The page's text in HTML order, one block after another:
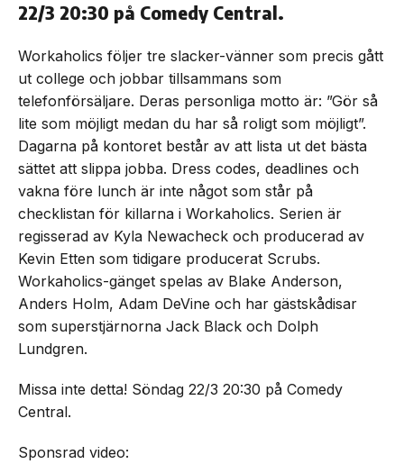
22/3 20:30 på Comedy Central.
Workaholics följer tre slacker-vänner som precis gått
ut college och jobbar tillsammans som
telefonförsäljare. Deras personliga motto är: ”Gör så
lite som möjligt medan du har så roligt som möjligt”.
Dagarna på kontoret består av att lista ut det bästa
sättet att slippa jobba. Dress codes, deadlines och
vakna före lunch är inte något som står på
checklistan för killarna i Workaholics. Serien är
regisserad av Kyla Newacheck och producerad av
Kevin Etten som tidigare producerat Scrubs.
Workaholics-gänget spelas av Blake Anderson,
Anders Holm, Adam DeVine och har gästskådisar
som superstjärnorna Jack Black och Dolph
Lundgren.
Missa inte detta! Söndag 22/3 20:30 på Comedy
Central.
Sponsrad video: